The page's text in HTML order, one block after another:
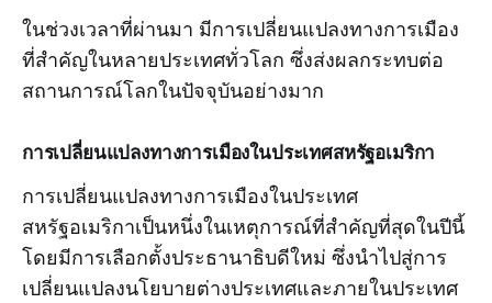
ในช่วงเวลาที่ผ่านมา มีการเปลี่ยนแปลงทางการเมือง
ที่สำคัญในหลายประเทศทั่วโลก ซึ่งส่งผลกระทบต่อ
สถานการณ์โลกในปัจจุบันอย่างมาก
การเปลี่ยนแปลงทางการเมืองในประเทศสหรัฐอเมริกา
การเปลี่ยนแปลงทางการเมืองในประเทศ
สหรัฐอเมริกาเป็นหนึ่งในเหตุการณ์ที่สำคัญที่สุดในปีนี้
โดยมีการเลือกตั้งประธานาธิบดีใหม่ ซึ่งนำไปสู่การ
เปลี่ยนแปลงนโยบายต่างประเทศและภายในประเทศ